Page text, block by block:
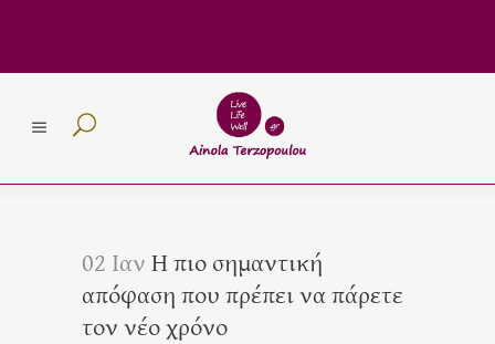
02 ΙανΗ πιο σημαντική
απόφαση που πρέπει να πάρετε
τον νέο χρόνο